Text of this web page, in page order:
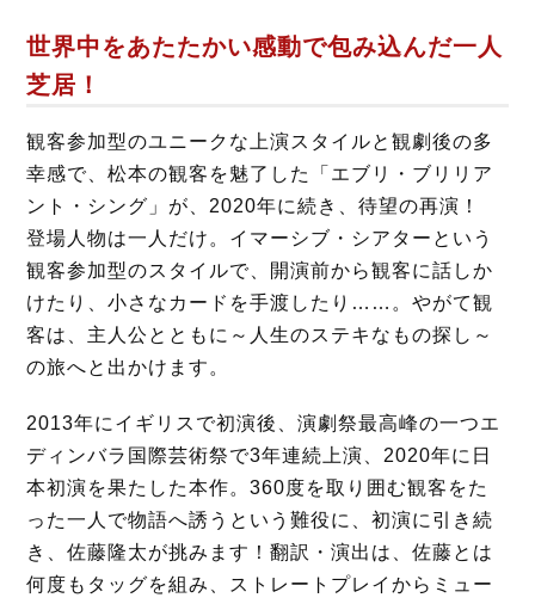
世界中をあたたかい感動で包み込んだ一人
芝居！
観客参加型のユニークな上演スタイルと観劇後の多
幸感で、松本の観客を魅了した「エブリ・ブリリア
ント・シング」が、2020年に続き、待望の再演！
登場人物は一人だけ。イマーシブ・シアターという
観客参加型のスタイルで、開演前から観客に話しか
けたり、小さなカードを手渡したり……。やがて観
客は、主人公とともに～人生のステキなもの探し～
の旅へと出かけます。
2013年にイギリスで初演後、演劇祭最高峰の一つエ
ディンバラ国際芸術祭で3年連続上演、2020年に日
本初演を果たした本作。360度を取り囲む観客をた
った一人で物語へ誘うという難役に、初演に引き続
き、佐藤隆太が挑みます！翻訳・演出は、佐藤とは
何度もタッグを組み、ストレートプレイからミュー